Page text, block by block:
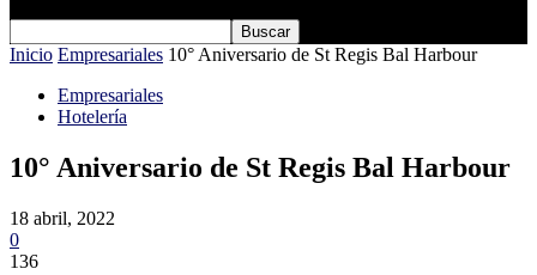
Inicio Empresariales 10° Aniversario de St Regis Bal Harbour
Empresariales
Hotelería
10° Aniversario de St Regis Bal Harbour
18 abril, 2022
0
136